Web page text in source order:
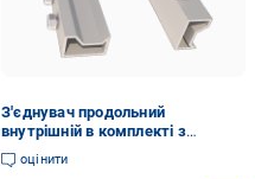
З'єднувач продольний
внутрішній в комплекті з
шурупами Light D 2 шт.
(3007091341)
оцінити